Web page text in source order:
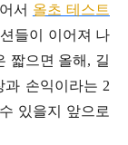
서 올초 테스트
들이 이어져 나
짧으면 올해, 길
손익이라는 2
있을지 앞으로